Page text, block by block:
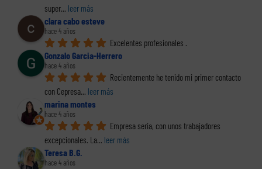
super... leer más
clara cabo esteve
hace 4 años
Excelentes profesionales .
Gonzalo Garcia-Herrero
hace 4 años
Recientemente he tenido mi primer contacto
con Cepresa... leer más
marina montes
hace 4 años
Empresa seria, con unos trabajadores
excepcionales. La... leer más
Teresa B.G.
hace 4 años